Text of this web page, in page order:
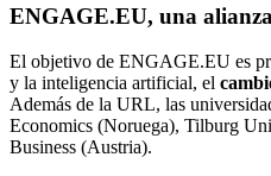
ENGAGE.EU, una
El objetivo de ENGAGE.EU es
y la inteligencia artificial, el
Además de la URL, las
Economics (Noruega), Tilburg
Business (Austria).